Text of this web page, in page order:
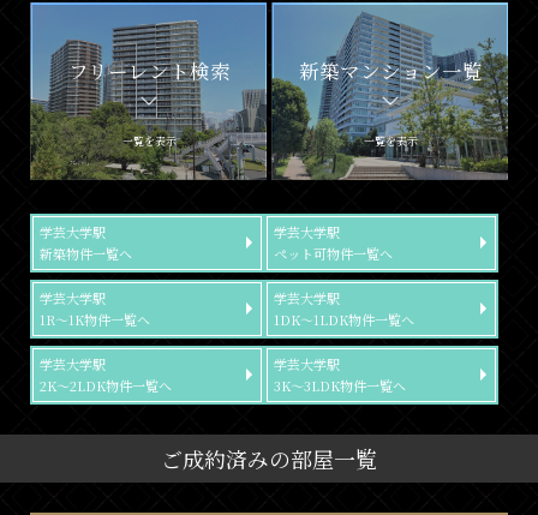
フリーレント検索
一覧を表示
新築マンション一覧
一覧を表示
学芸大学駅
新築物件一覧へ
学芸大学駅
ペット可物件一覧へ
学芸大学駅
1R～1K物件一覧へ
学芸大学駅
1DK～1LDK物件一覧へ
学芸大学駅
2K～2LDK物件一覧へ
学芸大学駅
3K～3LDK物件一覧へ
ご成約済みの部屋一覧